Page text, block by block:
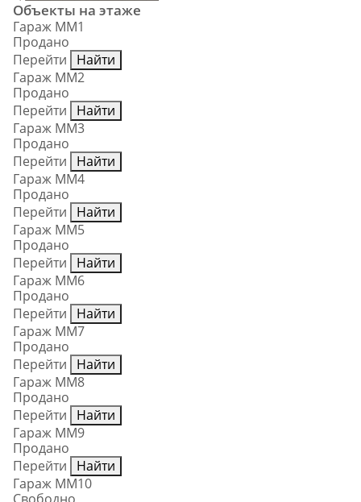
Объекты на этаже
Гараж ММ1
Продано
Перейти
Найти
Гараж ММ2
Продано
Перейти
Найти
Гараж ММ3
Продано
Перейти
Найти
Гараж ММ4
Продано
Перейти
Найти
Гараж ММ5
Продано
Перейти
Найти
Гараж ММ6
Продано
Перейти
Найти
Гараж ММ7
Продано
Перейти
Найти
Гараж ММ8
Продано
Перейти
Найти
Гараж ММ9
Продано
Перейти
Найти
Гараж ММ10